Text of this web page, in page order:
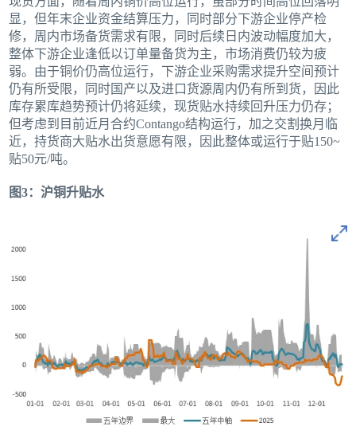
显，但年末企业资金结算压力，同时部分下游企业停产检
修，周内市场备货需求有限，同时后续日内波动幅度加大，
整体下游企业逢低以订单量备货为主，市场消费仍较为疲
弱。由于铜价仍高位运行，下游企业采购需求提升空间预计
仍有所受限，同时国产以及进口货源周内仍有所到货，因此
库存累库趋势预计仍将延续，现货贴水持续回升压力仍存；
但考虑到目前近月合约Contango结构运行，加之交割换月临
近，持货商大贴水出货意愿有限，因此整体或运行于贴150~
贴50元/吨。
图3：沪铜升贴水